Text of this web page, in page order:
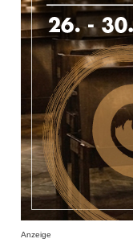
Anzeige